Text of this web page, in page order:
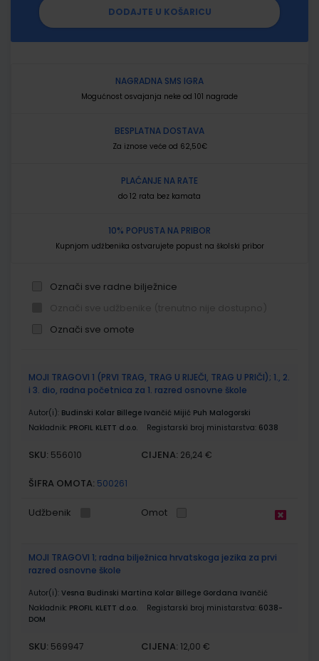
DODAJTE U KOŠARICU
NAGRADNA SMS IGRA
Mogućnost osvajanja neke od 101 nagrade
BESPLATNA DOSTAVA
Za iznose veće od 62,50€
PLAĆANJE NA RATE
do 12 rata bez kamata
10% POPUSTA NA PRIBOR
Kupnjom udžbenika ostvarujete popust na školski pribor
Označi sve radne bilježnice
Označi sve omote
proizvodi
MOJI TRAGOVI 1 (PRVI TRAG, TRAG U RIJEČI, TRAG U PRIČI); 1., 2.
i 3. dio, radna početnica za 1. razred osnovne škole
Autor(i): Budinski Kolar Billege Ivančić Mijić Puh Malogorski
Nakladnik: PROFIL KLETT d.o.o. Registarski broj ministarstva: 6038
SKU: 556010 CIJENA: 26,24 €
ŠIFRA OMOTA: 500261
Udžbenik Omot
MOJI TRAGOVI 1; radna bilježnica hrvatskoga jezika za prvi
razred osnovne škole
Autor(i): Vesna Budinski Martina Kolar Billege Gordana Ivančić
Nakladnik: PROFIL KLETT d.o.o. Registarski broj ministarstva: 6038-
DOM
SKU: 569947 CIJENA: 12,00 €